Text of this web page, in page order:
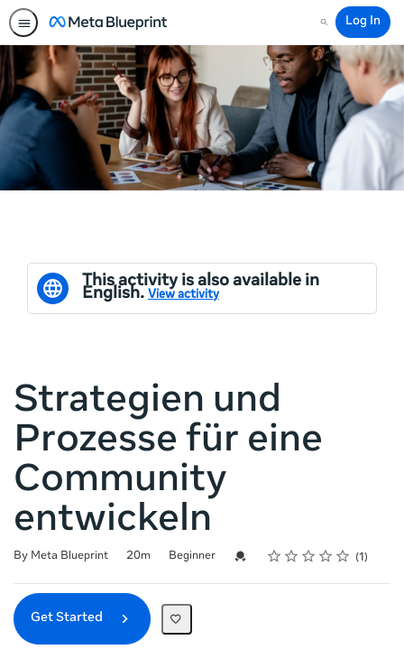
Search
Log In
This activity is also available in
English. View activity
Strategien und
Prozesse für eine
Community
entwickeln
By Meta Blueprint
Duration 20m
Difficulty Beginner Credential For Completion
Rating
1 star
2 stars
3 stars
4 stars
5 stars
Average rating: 5.0 1
1 review
Get Started